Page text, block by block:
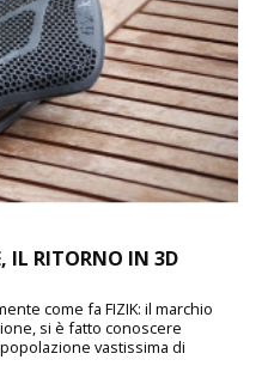
IL RITORNO IN 3D
come fa FIZIK: il marchio
si è fatto conoscere
vastissima di